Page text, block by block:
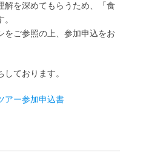
解を深めてもらうため、「食
をご参照の上、参加申込をお
ております。
アー参加申込書